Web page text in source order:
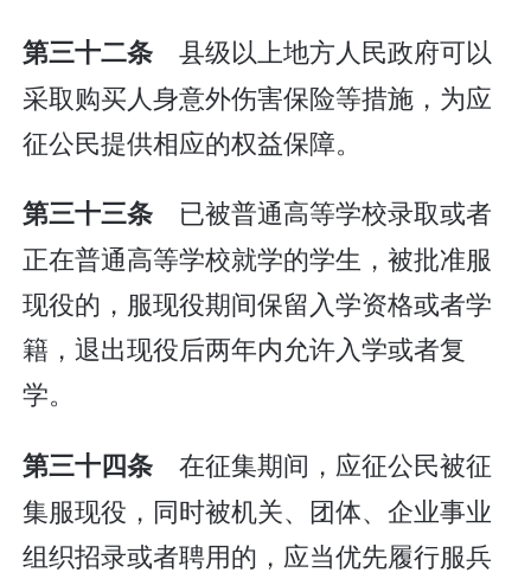
第三十二条 县级以上地方人民政府可以
采取购买人身意外伤害保险等措施，为应
征公民提供相应的权益保障。
第三十三条 已被普通高等学校录取或者
正在普通高等学校就学的学生，被批准服
现役的，服现役期间保留入学资格或者学
籍，退出现役后两年内允许入学或者复
学。
第三十四条 在征集期间，应征公民被征
集服现役，同时被机关、团体、企业事业
组织招录或者聘用的，应当优先履行服兵